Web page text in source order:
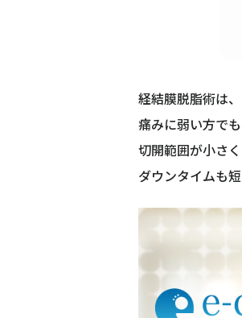
経結膜脱脂術は
痛みに弱い方で
切開範囲が小さ
ダウンタイムも